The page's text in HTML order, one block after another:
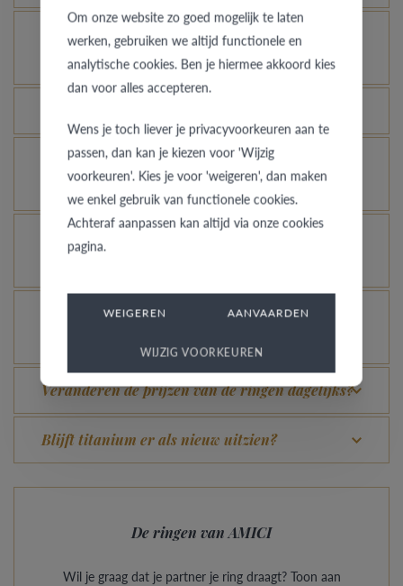
Hoe kan ik zien hoe de ring er uit ziet in een
andere kleur of breedte?
Je gouden, platina of palladium ring nog meer
laten glanzen, kan dat?
Hoe vermijd je dat het gerhodineerd wit goud
Kan je de titanium ring er terug als nieuw laten
Veranderen de prijzen van de ringen dagelijks?
Blijft titanium er als nieuw uitzien?
De ringen van AMICI
Wil je graag dat je partner je ring draagt? Toon aan
Om onze website zo goed mogelijk te laten
werken, gebruiken we altijd functionele en
analytische cookies. Ben je hiermee akkoord kies
dan voor alles accepteren.
Wens je toch liever je privacyvoorkeuren aan te
passen, dan kan je kiezen voor 'Wijzig
voorkeuren'. Kies je voor 'weigeren', dan maken
we enkel gebruik van functionele cookies.
Achteraf aanpassen kan altijd via onze cookies
pagina.
WEIGEREN AANVAARDEN
WIJZIG VOORKEUREN